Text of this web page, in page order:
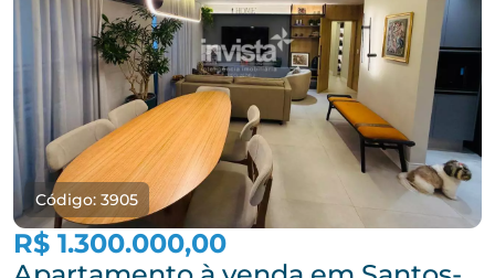
Código: 3905
R$ 1.300.000,00